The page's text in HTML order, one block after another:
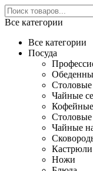
Все категории
Все категории
Посуда
Чайные
Чайные
Кастрюли
Ножи